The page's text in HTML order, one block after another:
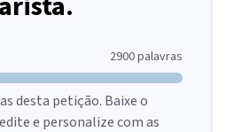
2900palavras
desta petição. Baixe o
e personalize com as